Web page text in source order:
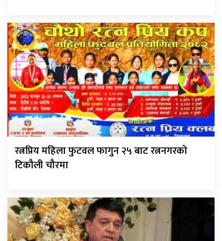
रत्नप्रिय महिला फुटवल फागुन २५ बाट रत्ननगरको
टिकौली चौरमा